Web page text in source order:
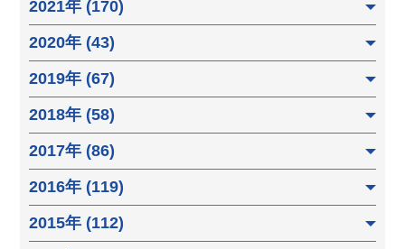
2021年 (170)
2020年 (43)
2019年 (67)
2018年 (58)
2017年 (86)
2016年 (119)
2015年 (112)